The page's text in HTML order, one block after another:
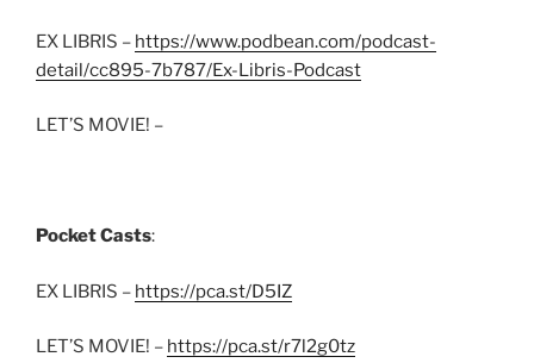
EX LIBRIS – https://www.podbean.com/podcast-
detail/cc895-7b787/Ex-Libris-Podcast
LET’S MOVIE! –
Pocket Casts:
EX LIBRIS – https://pca.st/D5IZ
LET’S MOVIE! – https://pca.st/r7l2g0tz